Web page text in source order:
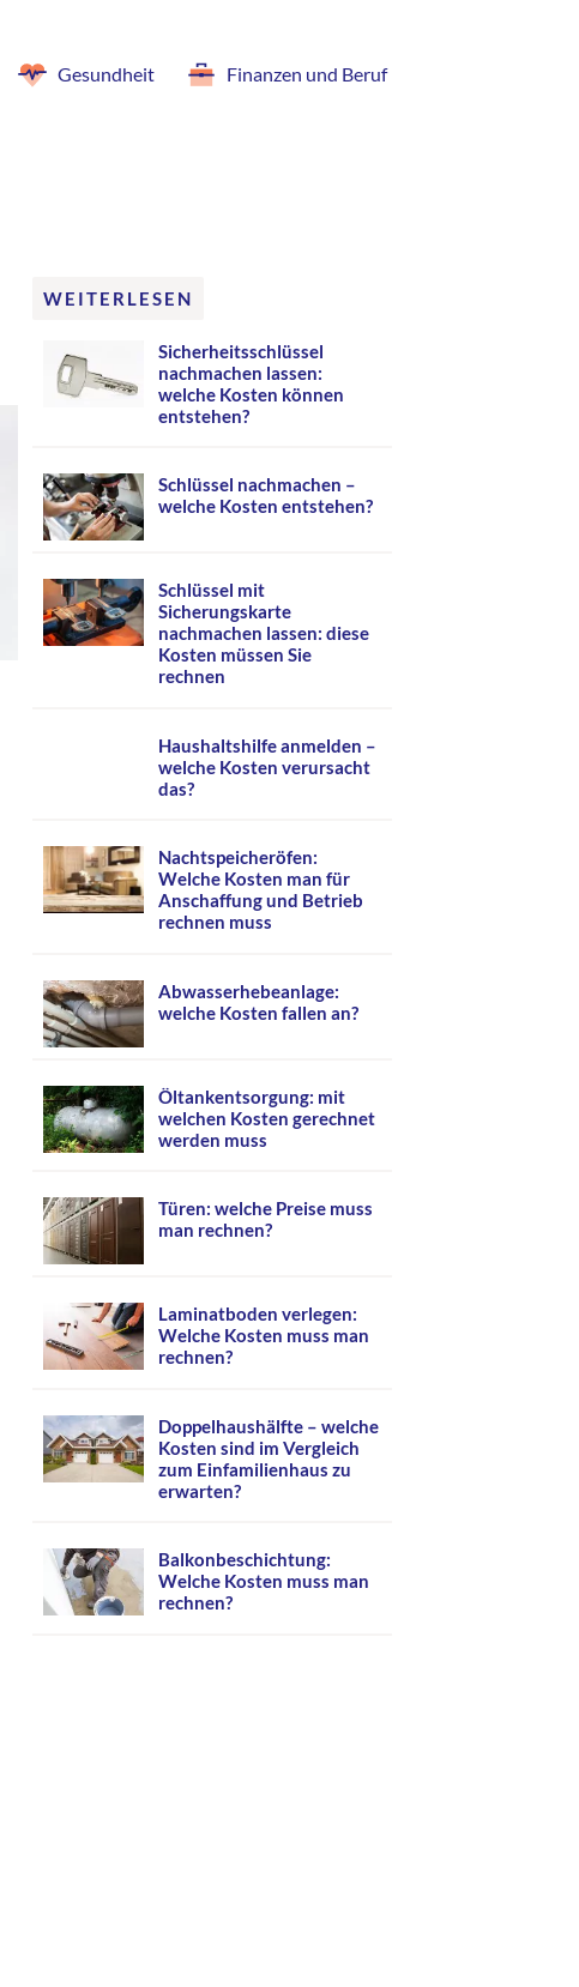
Gesundheit Finanzen und Beruf
WEITERLESEN
Sicherheitsschlüssel
nachmachen lassen:
welche Kosten können
entstehen?
Schlüssel nachmachen –
welche Kosten entstehen?
Schlüssel mit
Sicherungskarte
nachmachen lassen: diese
Kosten müssen Sie
rechnen
Haushaltshilfe anmelden –
welche Kosten verursacht
das?
Nachtspeicheröfen:
Welche Kosten man für
Anschaffung und Betrieb
rechnen muss
Abwasserhebeanlage:
welche Kosten fallen an?
Öltankentsorgung: mit
welchen Kosten gerechnet
werden muss
Türen: welche Preise muss
man rechnen?
Laminatboden verlegen:
Welche Kosten muss man
rechnen?
Doppelhaushälfte – welche
Kosten sind im Vergleich
zum Einfamilienhaus zu
erwarten?
Balkonbeschichtung:
Welche Kosten muss man
rechnen?